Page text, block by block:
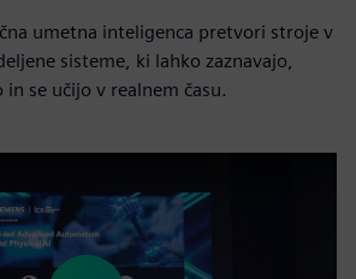
umetna inteligenca pretvori stroje v
sisteme, ki lahko zaznavajo,
se učijo v realnem času.